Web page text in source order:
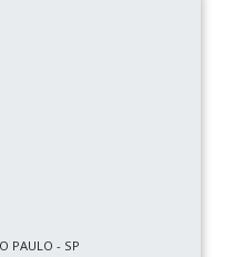
PAULO - SP